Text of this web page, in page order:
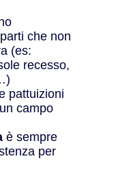
che non
(es:
recesso,
pattuizioni
campo
è sempre
per